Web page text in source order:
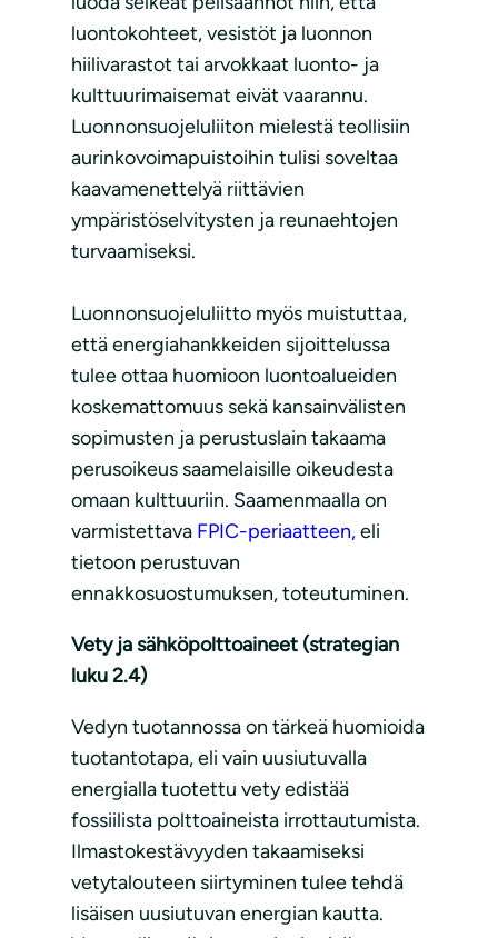
luontokohteet, vesistöt ja luonnon
hiilivarastot tai arvokkaat luonto- ja
kulttuurimaisemat eivät vaarannu.
Luonnonsuojeluliiton mielestä teollisiin
aurinkovoimapuistoihin tulisi soveltaa
kaavamenettelyä riittävien
ympäristöselvitysten ja reunaehtojen
turvaamiseksi.
Luonnonsuojeluliitto myös muistuttaa,
että energiahankkeiden sijoittelussa
tulee ottaa huomioon luontoalueiden
koskemattomuus sekä kansainvälisten
sopimusten ja perustuslain takaama
perusoikeus saamelaisille oikeudesta
omaan kulttuuriin. Saamenmaalla on
varmistettava FPIC-periaatteen,eli
tietoon perustuvan
ennakkosuostumuksen, toteutuminen.
Vety ja sähköpolttoaineet (strategian
luku 2.4)
Vedyn tuotannossa on tärkeä huomioida
tuotantotapa, eli vain uusiutuvalla
energialla tuotettu vety edistää
fossiilista polttoaineista irrottautumista.
Ilmastokestävyyden takaamiseksi
vetytalouteen siirtyminen tulee tehdä
lisäisen uusiutuvan energian kautta.